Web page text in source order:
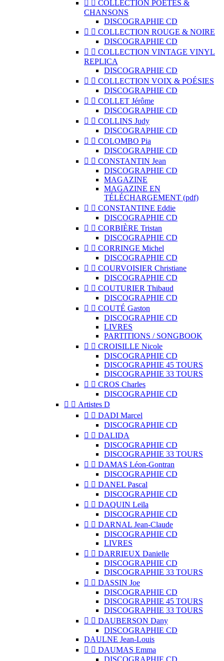
  COLLECTION POÈTES &
CHANSONS
DISCOGRAPHIE CD
  COLLECTION ROUGE & NOIRE
DISCOGRAPHIE CD
  COLLECTION VINTAGE VINYL
REPLICA
DISCOGRAPHIE CD
  COLLECTION VOIX & POÉSIES
DISCOGRAPHIE CD
  COLLET Jérôme
DISCOGRAPHIE CD
  COLLINS Judy
DISCOGRAPHIE CD
  COLOMBO Pia
DISCOGRAPHIE CD
  CONSTANTIN Jean
DISCOGRAPHIE CD
MAGAZINE
MAGAZINE EN
TÉLÉCHARGEMENT (pdf)
  CONSTANTINE Eddie
DISCOGRAPHIE CD
  CORBIÈRE Tristan
DISCOGRAPHIE CD
  CORRINGE Michel
DISCOGRAPHIE CD
  COURVOISIER Christiane
DISCOGRAPHIE CD
  COUTURIER Thibaud
DISCOGRAPHIE CD
  COUTÉ Gaston
DISCOGRAPHIE CD
LIVRES
PARTITIONS / SONGBOOK
  CROISILLE Nicole
DISCOGRAPHIE CD
DISCOGRAPHIE 45 TOURS
DISCOGRAPHIE 33 TOURS
  CROS Charles
DISCOGRAPHIE CD
  Artistes D
  DADI Marcel
DISCOGRAPHIE CD
  DALIDA
DISCOGRAPHIE CD
DISCOGRAPHIE 33 TOURS
  DAMAS Léon-Gontran
DISCOGRAPHIE CD
  DANEL Pascal
DISCOGRAPHIE CD
  DAQUIN Leïla
DISCOGRAPHIE CD
  DARNAL Jean-Claude
DISCOGRAPHIE CD
LIVRES
  DARRIEUX Danielle
DISCOGRAPHIE CD
DISCOGRAPHIE 33 TOURS
  DASSIN Joe
DISCOGRAPHIE CD
DISCOGRAPHIE 45 TOURS
DISCOGRAPHIE 33 TOURS
  DAUBERSON Dany
DISCOGRAPHIE CD
DAULNE Jean-Louis
  DAUMAS Emma
DISCOGRAPHIE CD